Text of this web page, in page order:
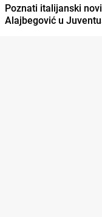
Poznati italijanski
Alajbegović u